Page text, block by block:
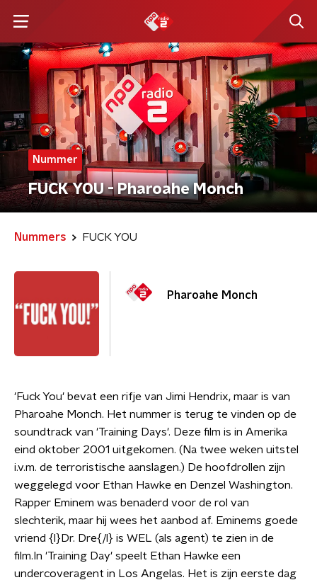
Nummer
FUCK YOU - Pharoahe Monch
Nummers FUCK YOU
Pharoahe Monch
'Fuck You' bevat een rifje van Jimi Hendrix, maar is van
Pharoahe Monch. Het nummer is terug te vinden op de
soundtrack van 'Training Days'. Deze film is in Amerika
eind oktober 2001 uitgekomen. (Na twee weken uitstel
i.v.m. de terroristische aanslagen.) De hoofdrollen zijn
weggelegd voor Ethan Hawke en Denzel Washington.
Rapper Eminem was benaderd voor de rol van
slechterik, maar hij wees het aanbod af. Eminems goede
vriend {l}Dr. Dre{/l} is WEL (als agent) te zien in de
film.In 'Training Day' speelt Ethan Hawke een
undercoveragent in Los Angelas. Het is zijn eerste dag